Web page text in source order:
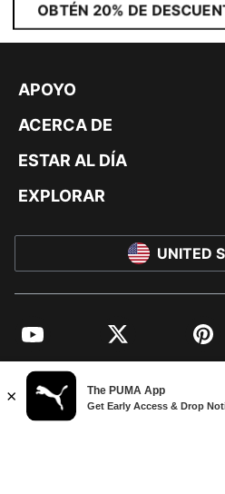
OBTÉN 20% DE
APOYO
ACERCA DE
ESTAR AL DÍA
EXPLORAR
UNITED
YouTube Twitter